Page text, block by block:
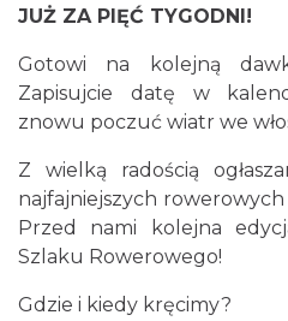
Warsztat gry na flecie
pierwsze kroki w
Rybnik
18.40 km
JUŻ ZA PIĘĆ TYGODNI!
Gotowi na kolejną
Zapisujcie datę w
znowu poczuć wiatr we
Z wielką radością
najfajniejszych
Przed nami kolejna
Szlaku Rowerowego!
Gdzie i kiedy kręcimy?